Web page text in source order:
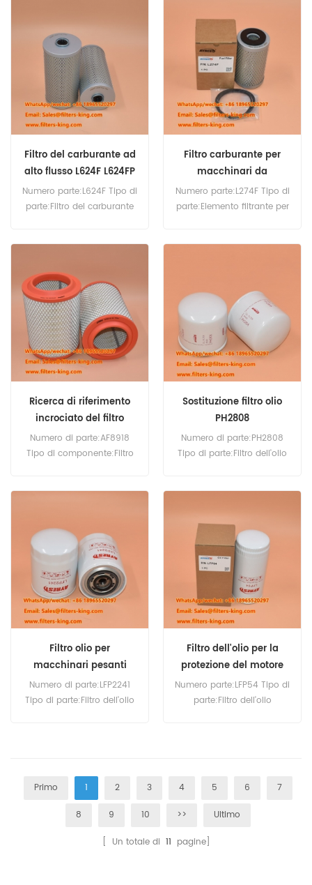
d'ordine:60 pezzi
Filtro del carburante ad
alto flusso L624F L624FP
Numero parte:L624F Tipo di
parte:Filtro del carburante
Filtro carburante per
macchinari da
costruzione L274F L274F1
Numero parte:L274F Tipo di
parte:Elemento filtrante per
Ricerca di riferimento
incrociato del filtro
dell'aria AF8918
Numero di parte:AF8918
Tipo di componente:Filtro
Sostituzione filtro olio
PH2808
Numero di parte:PH2808
Tipo di parte:Filtro dell'olio
Filtro olio per
macchinari pesanti
LFP2241
Numero di parte:LFP2241
Tipo di parte:Filtro dell'olio
Filtro dell'olio per la
protezione del motore
LFP54
Numero parte:LFP54 Tipo di
parte:Filtro dell'olio
Primo
1 2 3 4 5 6 7
8 9 10 >> Ultimo
[ Un totale di 11 pagine]